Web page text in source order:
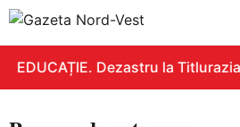
EDUCAȚIE. Dezastru la